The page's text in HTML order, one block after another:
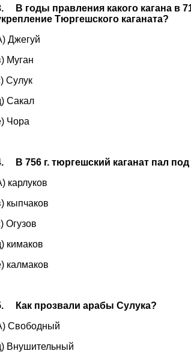
В годы правления какого кагана в
Тюргешского каганата?
Джегуй
Муган
Сулук
Сакал
Чора
В 756 г. тюргешский каганат пал
карлуков
кыпчаков
Огузов
кимаков
калмаков
Как прозвали арабы Сулука?
Свободный
Внушительный